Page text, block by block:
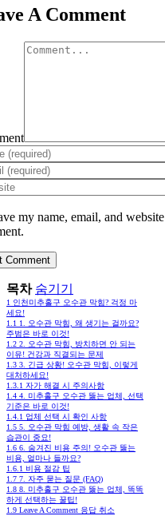
A Comment
my name, email, and
목차 숨기기
1 인천미추홀구 오수관 막힘? 걱정 마
세요!
1.1 1. 오수관 막힘, 왜 생기는 걸까요?
주범은 바로 이것!
1.2 2. 오수관 막힘, 방치하면 안 되는
이유! 건강과 직결되는 문제
1.3 3. 긴급 상황! 오수관 막힘, 이렇게
대처하세요!
1.3.1 자가 해결 시 주의사항
1.4 4. 미추홀구 오수관 뚫는 업체, 선택
기준은 바로 이것!
1.4.1 업체 선택 시 확인 사항
1.5 5. 오수관 막힘 예방, 생활 속 작은
습관이 중요!
1.6 6. 숨겨진 비용 주의! 오수관 뚫는
비용, 얼마나 들까요?
1.6.1 비용 절감 팁
1.7 7. 자주 묻는 질문 (FAQ)
1.8 8. 미추홀구 오수관 뚫는 업체, 똑똑
하게 선택하는 꿀팁!
1.9 Leave A Comment 응답 취소